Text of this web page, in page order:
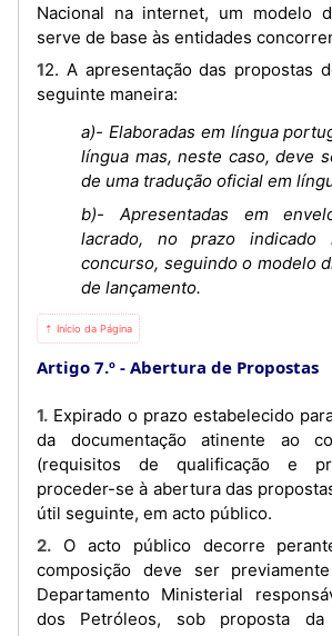
Nacional na internet, um modelo
serve de base às entidades
12. A apresentação das propostas deve ser feita da
seguinte maneira:
a)- Elaboradas em língua
língua mas, neste caso, deve
de uma tradução oficial em
b)- Apresentadas em
lacrado, no prazo indicado
concurso, seguindo o modelo
de lançamento.
⇡ Início da Página
Artigo 7.º Abertura de Propostas
1. Expirado o prazo estabelecido para a apresentação
da documentação atinente ao
(requisitos de qualificação e
proceder-se à abertura das
útil seguinte, em acto público.
2. O acto público decorre perante um júri, cuja
composição deve ser
Departamento Ministerial
dos Petróleos, sob proposta da